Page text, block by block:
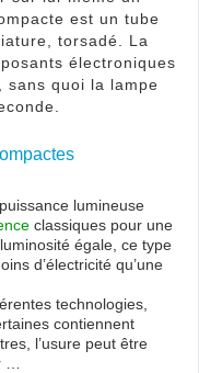
est un tube
torsadé. La
électroniques
sans quoi la lampe
lumineuse
classiques pour une
égale, ce type
d’électricité qu’une
technologies,
contiennent
l’usure peut être
…